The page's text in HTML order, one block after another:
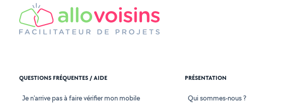
QUESTIONS FRÉQUENTES / AIDE
Je n'arrive pas à faire vérifier mon mobile
PRÉSENTATION
Qui sommes-nous ?